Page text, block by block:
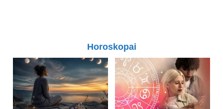
Horoskopai